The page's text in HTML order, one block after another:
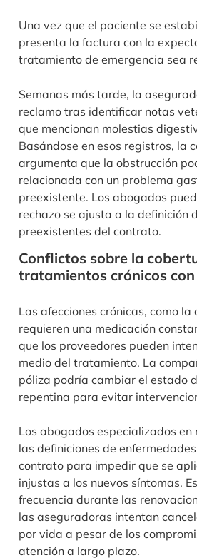
Una vez que el paciente se
presenta la factura con la
tratamiento de emergencia sea
Semanas más tarde, la
reclamo tras identificar notas
que mencionan molestias
Basándose en esos registros, la
argumenta que la obstrucción
relacionada con un problema
preexistente. Los abogados
rechazo se ajusta a la definición
preexistentes del contrato.
Conflictos sobre la
tratamientos crónicos con
Las afecciones crónicas, como
requieren una medicación
que los proveedores pueden
medio del tratamiento. La
póliza podría cambiar el estado
repentina para evitar
Los abogados especializados
las definiciones de
contrato para impedir que se
injustas a los nuevos síntomas.
frecuencia durante las
las aseguradoras intentan
por vida a pesar de los
atención a largo plazo.